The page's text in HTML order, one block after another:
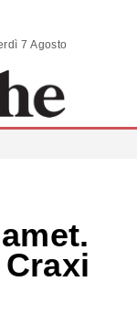
| SCENARI - venerdì 7 Agosto 2026